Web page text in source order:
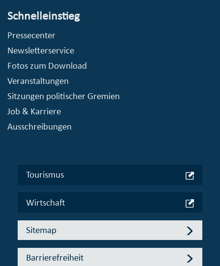
Schnelleinstieg
Pressecenter
Newsletterservice
Fotos zum Download
Veranstaltungen
Sitzungen politischer Gremien
Job & Karriere
Ausschreibungen
Tourismus
Wirtschaft
Sitemap
Barrierefreiheit